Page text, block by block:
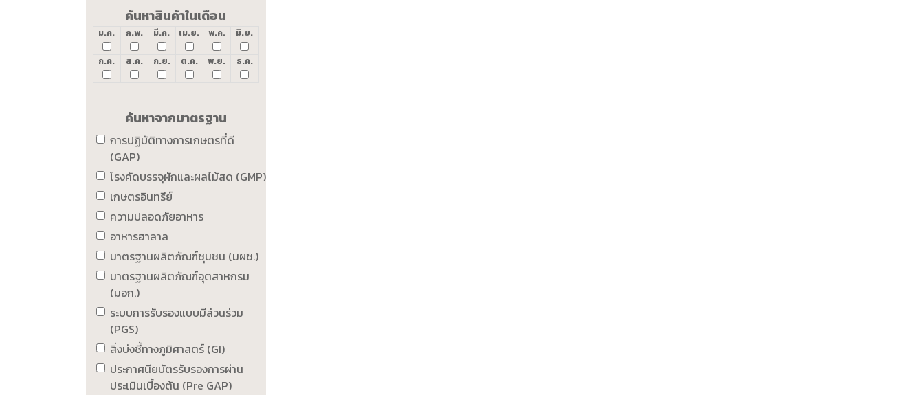
ค้นหาสินค้าในเดือน
ม.ค. ก.พ. มี.ค. เม.ย. พ.ค. มิ.ย.
ก.ค. ส.ค. ก.ย. ต.ค. พ.ย. ธ.ค.
ค้นหาจากมาตรฐาน
การปฏิบัติทางการเกษตรที่ดี
(GAP)
โรงคัดบรรจุผักและผลไม้สด (GMP)
เกษตรอินทรีย์
ความปลอดภัยอาหาร
อาหารฮาลาล
มาตรฐานผลิตภัณฑ์ชุมชน (มผช.)
มาตรฐานผลิตภัณฑ์อุตสาหกรม
(มอก.)
ระบบการรับรองแบบมีส่วนร่วม
(PGS)
สิ่งบ่งชี้ทางภูมิศาสตร์ (GI)
ประกาศนียบัตรรับรองการผ่าน
ประเมินเบื้องต้น (Pre GAP)